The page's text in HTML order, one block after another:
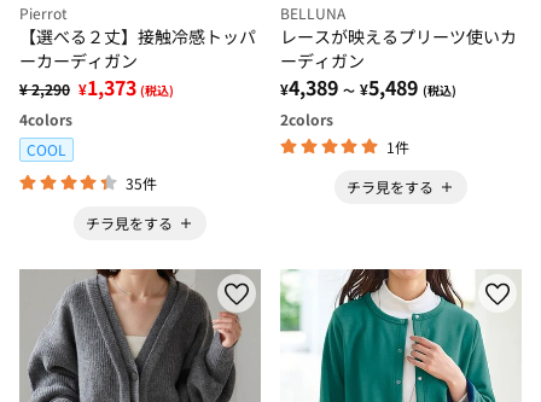
Pierrot
【選べる２丈】接触冷感トッパ
ーカーディガン
¥ 2,290 ¥1,373 (税込)
4colors
COOL
35件
チラ見をする
BELLUNA
レースが映えるプリーツ使いカ
ーディガン
¥4,389 ～ ¥5,489 (税込)
2colors
1件
チラ見をする